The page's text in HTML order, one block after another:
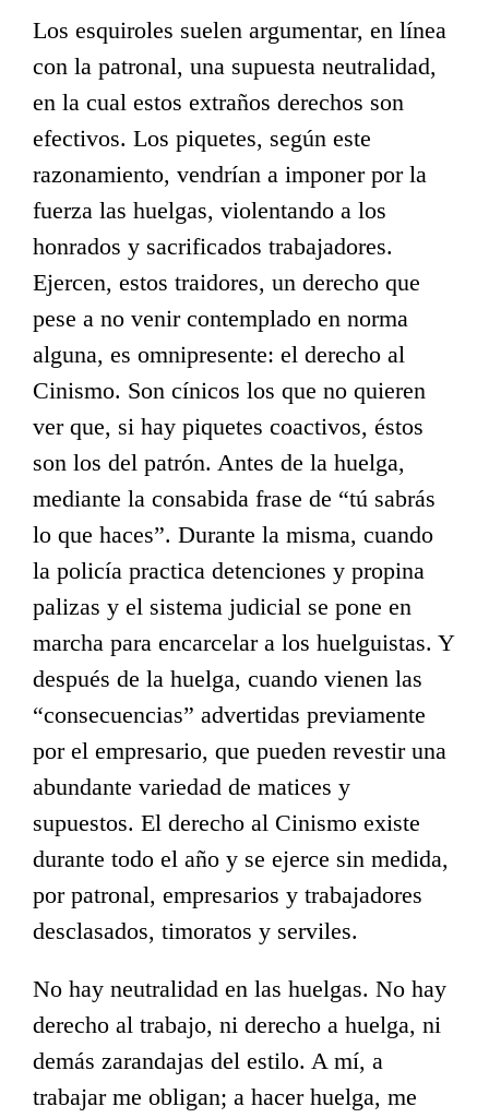
Los esquiroles suelen argumentar, en línea
con la patronal, una supuesta neutralidad,
en la cual estos extraños derechos son
efectivos. Los piquetes, según este
razonamiento, vendrían a imponer por la
fuerza las huelgas, violentando a los
honrados y sacrificados trabajadores.
Ejercen, estos traidores, un derecho que
pese a no venir contemplado en norma
alguna, es omnipresente: el derecho al
Cinismo. Son cínicos los que no quieren
ver que, si hay piquetes coactivos, éstos
son los del patrón. Antes de la huelga,
mediante la consabida frase de “tú sabrás
lo que haces”. Durante la misma, cuando
la policía practica detenciones y propina
palizas y el sistema judicial se pone en
marcha para encarcelar a los huelguistas. Y
después de la huelga, cuando vienen las
“consecuencias” advertidas previamente
por el empresario, que pueden revestir una
abundante variedad de matices y
supuestos. El derecho al Cinismo existe
durante todo el año y se ejerce sin medida,
por patronal, empresarios y trabajadores
desclasados, timoratos y serviles.
No hay neutralidad en las huelgas. No hay
derecho al trabajo, ni derecho a huelga, ni
demás zarandajas del estilo. A mí, a
trabajar me obligan; a hacer huelga, me